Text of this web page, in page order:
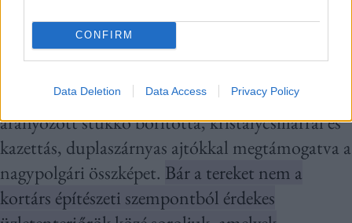
CONFIRM
Data Deletion Data Access Privacy Policy
Givenchy, Armani vagy éppen Ralph Lauren – a
teljesség igénye nélkül. Az egyes butikok a –
padlót klasszikus halszálka parketta, a plafont
aranyozott stukkó borította, kristálycsillárral és
kazettás, duplaszárnyas ajtókkal megtámogatva a
nagypolgári összképet. Bár a tereket nem a
kortárs építészeti szempontból érdekes